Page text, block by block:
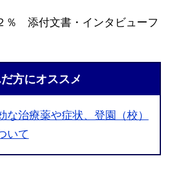
％ 添付文書・インタビューフ
方にオススメ
な治療薬や症状、登園（校）
いて